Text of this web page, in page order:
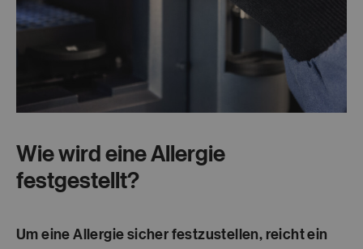
Wie wird eine Allergie
festgestellt?
Um eine Allergie sicher festzustellen, reicht ein